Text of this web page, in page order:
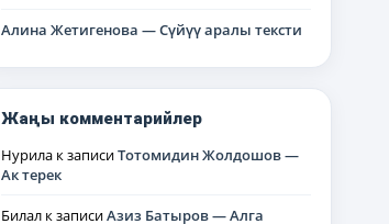
Алина Жетигенова — Сүйүү аралы тексти
Жаңы комментарийлер
Нурила к записиТотомидин Жолдошов —
Ак терек
Билал к записиАзиз Батыров — Алга